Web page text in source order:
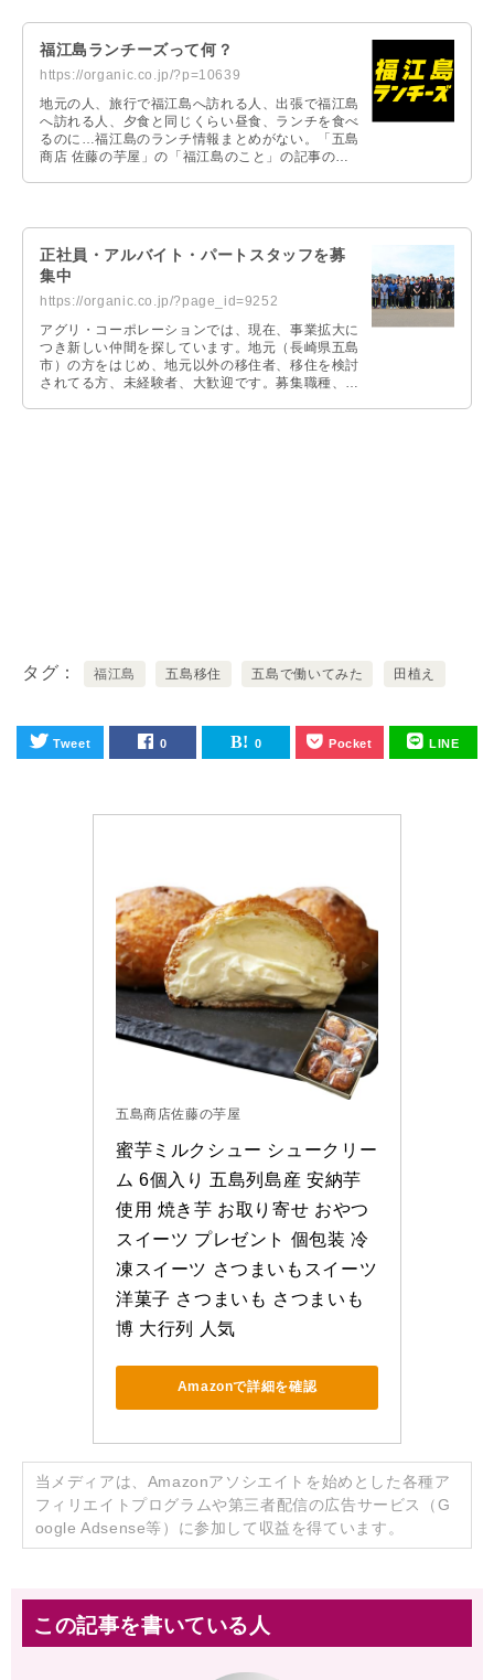
福江島ランチーズって何？
https://organic.co.jp/?p=10639
地元の人、旅行で福江島へ訪れる人、出張で福江島
へ訪れる人、夕食と同じくらい昼食、ランチを食べ
るのに…福江島のランチ情報まとめがない。「五島
商店 佐藤の芋屋」の「福江島のこと」の記事の中
ズ」なのです。
正社員・アルバイト・パートスタッフを募
集中
https://organic.co.jp/?page_id=9252
アグリ・コーポレーションでは、現在、事業拡大に
つき新しい仲間を探しています。地元（長崎県五島
市）の方をはじめ、地元以外の移住者、移住を検討
されてる方、未経験者、大歓迎です。募集職種、ご
タグ 福江島 五島移住 五島で働いてみた 田植え
Tweet 0 0 Pocket LINE
五島商店佐藤の芋屋
蜜芋ミルクシュー シュークリー
ム 6個入り 五島列島産 安納芋
使用 焼き芋 お取り寄せ おやつ
スイーツ プレゼント 個包装 冷
凍スイーツ さつまいもスイーツ
洋菓子 さつまいも さつまいも
博 大行列 人気
Amazonで詳細を確認
当メディアは、Amazonアソシエイトを始めとした各種ア
フィリエイトプログラムや第三者配信の広告サービス（G
oogle Adsense等）に参加して収益を得ています。
この記事を書いている人